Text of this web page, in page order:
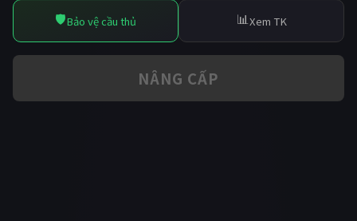
🛡️Bảo vệ cầu thủ 📊Xem TK
NÂNG CẤP